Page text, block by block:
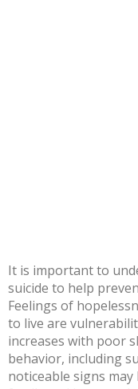
It is important to
suicide to help
Feelings of
to live are
increases with poor
behavior, including
noticeable signs